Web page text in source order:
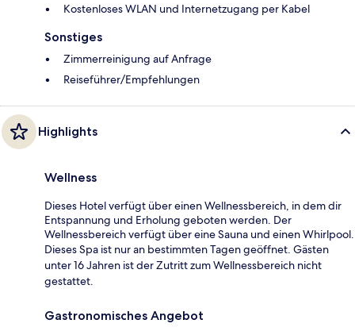
Kostenloses WLAN und Internetzugang per Kabel
Sonstiges
Zimmerreinigung auf Anfrage
Reiseführer/Empfehlungen
Highlights
Wellness
Dieses Hotel verfügt über einen Wellnessbereich, in dem dir
Entspannung und Erholung geboten werden. Der
Wellnessbereich verfügt über eine Sauna und einen Whirlpool.
Dieses Spa ist nur an bestimmten Tagen geöffnet. Gästen
unter 16 Jahren ist der Zutritt zum Wellnessbereich nicht
gestattet.
Gastronomisches Angebot